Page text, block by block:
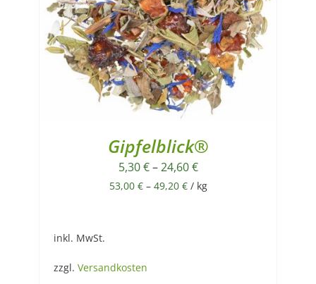
Gipfelblick®
5,30€–24,60€
53,00 €– 49,20 €/ kg
inkl. MwSt.
zzgl. Versandkosten